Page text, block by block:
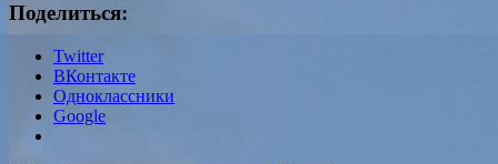
Поделиться:
Twitter
ВКонтакте
Одноклассники
Google